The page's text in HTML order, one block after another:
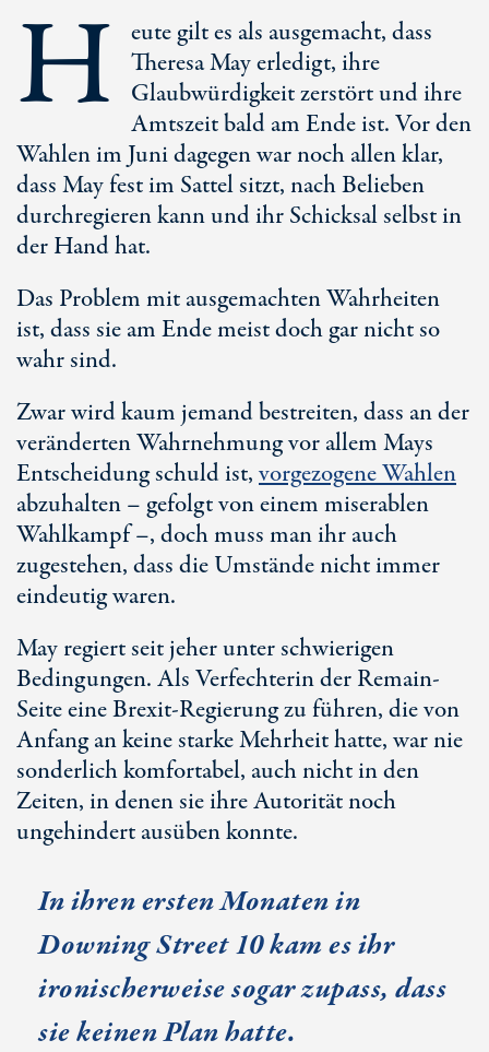
H eute gilt es als ausgemacht, dass
Theresa May erledigt, ihre
Glaubwürdigkeit zerstört und ihre
Amtszeit bald am Ende ist. Vor den
Wahlen im Juni dagegen war noch allen klar,
dass May fest im Sattel sitzt, nach Belieben
durchregieren kann und ihr Schicksal selbst in
der Hand hat.
Das Problem mit ausgemachten Wahrheiten
ist, dass sie am Ende meist doch gar nicht so
wahr sind.
Zwar wird kaum jemand bestreiten, dass an der
veränderten Wahrnehmung vor allem Mays
Entscheidung schuld ist,vorgezogene Wahlen
abzuhalten – gefolgt von einem miserablen
Wahlkampf –, doch muss man ihr auch
zugestehen, dass die Umstände nicht immer
eindeutig waren.
May regiert seit jeher unter schwierigen
Bedingungen. Als Verfechterin der Remain-
Seite eine Brexit-Regierung zu führen, die von
Anfang an keine starke Mehrheit hatte, war nie
sonderlich komfortabel, auch nicht in den
Zeiten, in denen sie ihre Autorität noch
ungehindert ausüben konnte.
In ihren ersten Monaten in
Downing Street 10 kam es ihr
ironischerweise sogar zupass, dass
sie keinen Plan hatte.